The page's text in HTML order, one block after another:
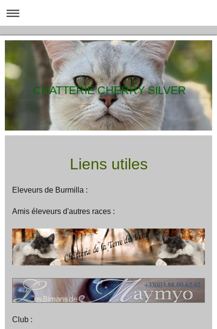
CHATTERIE CHERRY SILVER
Liens utiles
Eleveurs de Burmilla :
Amis éleveurs d'autres races :
Club :